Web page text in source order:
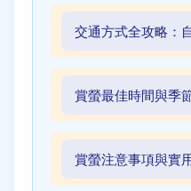
交通方式全攻略：
賞螢最佳時間與季
賞螢注意事項與實